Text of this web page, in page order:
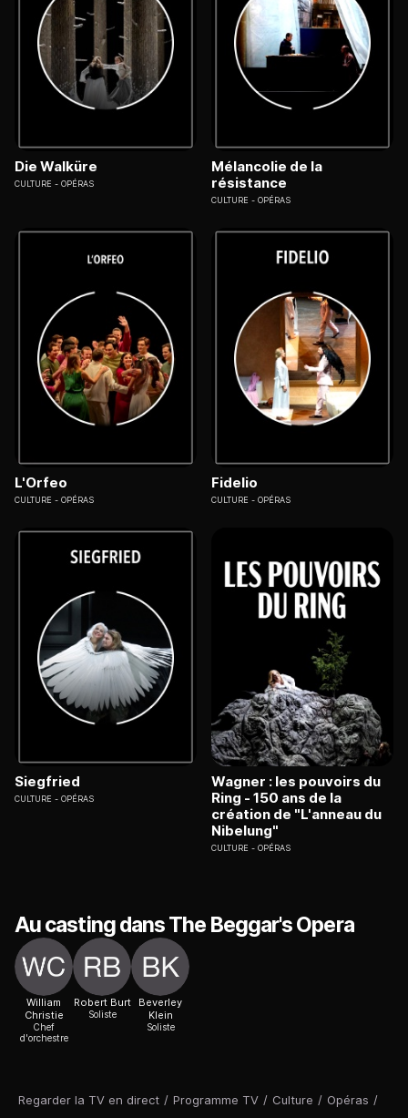
Regarder la TV en direct / Programme TV / Culture / Opéras /
Die Walküre
CULTURE OPÉRAS
Mélancolie de la
résistance
CULTURE OPÉRAS
L'Orfeo
CULTURE OPÉRAS
Fidelio
CULTURE OPÉRAS
Siegfried
CULTURE OPÉRAS
Wagner : les pouvoirs du
Ring - 150 ans de la
création de "L'anneau du
Nibelung"
CULTURE OPÉRAS
Au casting dans The Beggar's Opera
William
Christie
Chef
d'orchestre
Robert Burt
Soliste
Beverley
Klein
Soliste